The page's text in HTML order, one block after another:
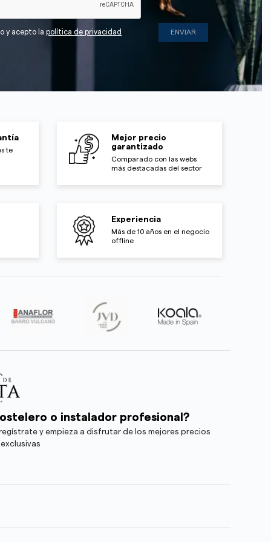
y acepto lapolítica de privacidad
te
Mejor precio
garantizado
Comparado con las webs
más destacadas del sector
Experiencia
Más de 10 años en el negocio
offline
o instalador profesional?
y empieza a disfrutar de los mejores precios